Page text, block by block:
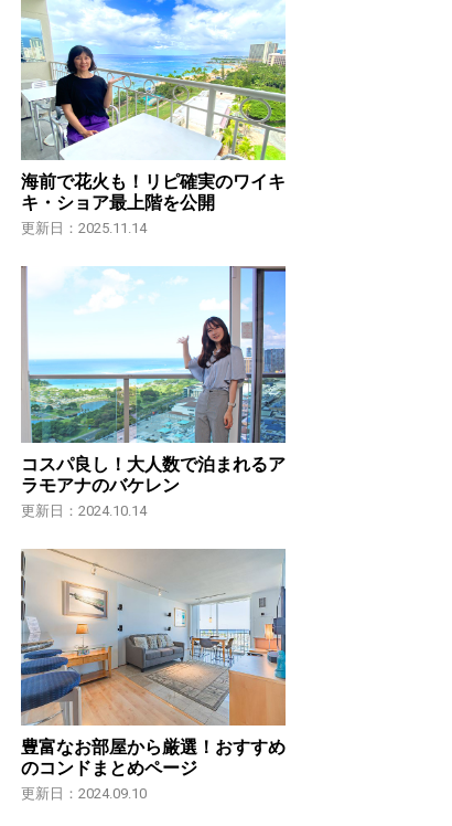
海前で花火も！リピ確実のワイキ
キ・ショア最上階を公開
更新日：2025.11.14
コスパ良し！大人数で泊まれるア
ラモアナのバケレン
更新日：2024.10.14
豊富なお部屋から厳選！おすすめ
のコンドまとめページ
更新日：2024.09.10